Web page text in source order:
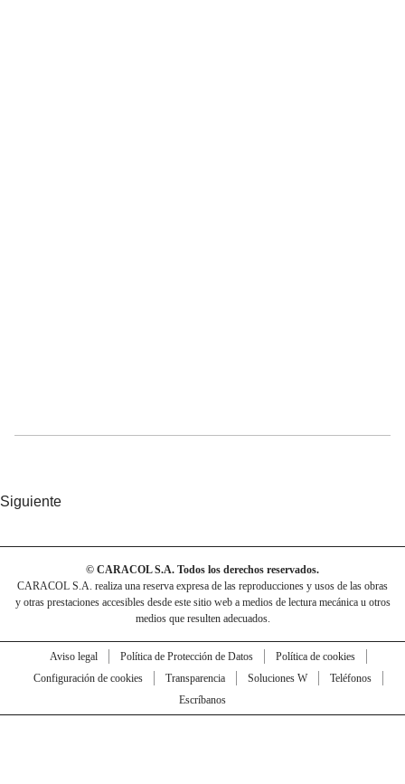
Siguiente
© CARACOL S.A. Todos los derechos reservados.
CARACOL S.A. realiza una reserva expresa de las reproducciones y usos de las obras
y otras prestaciones accesibles desde este sitio web a medios de lectura mecánica u otros
medios que resulten adecuados.
Aviso legal Política de Protección de Datos
Política de cookies
Configuración de cookies
Transparencia Soluciones W
Teléfonos
Escríbanos